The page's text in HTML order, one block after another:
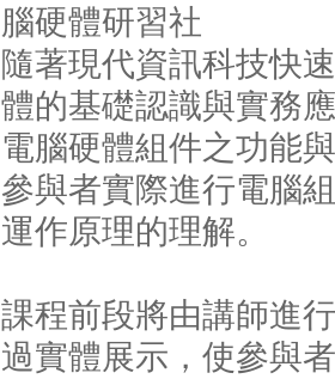
腦硬體研習社
隨著現代資訊科技快
體的基礎認識與實務
電腦硬體組件之功能
參與者實際進行電腦
運作原理的理解。
課程前段將由講師進
過實體展示，使參與